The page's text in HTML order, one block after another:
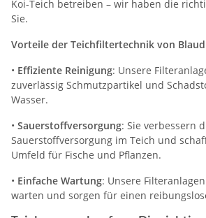
Koi-Teich betreiben – wir haben die
Sie.
Vorteile der Teichfiltertechnik von
• Effiziente Reinigung: Unsere
zuverlässig Schmutzpartikel und
Wasser.
• Sauerstoffversorgung: Sie verbessern
Sauerstoffversorgung im Teich und
Umfeld für Fische und Pflanzen.
• Einfache Wartung: Unsere
warten und sorgen für einen